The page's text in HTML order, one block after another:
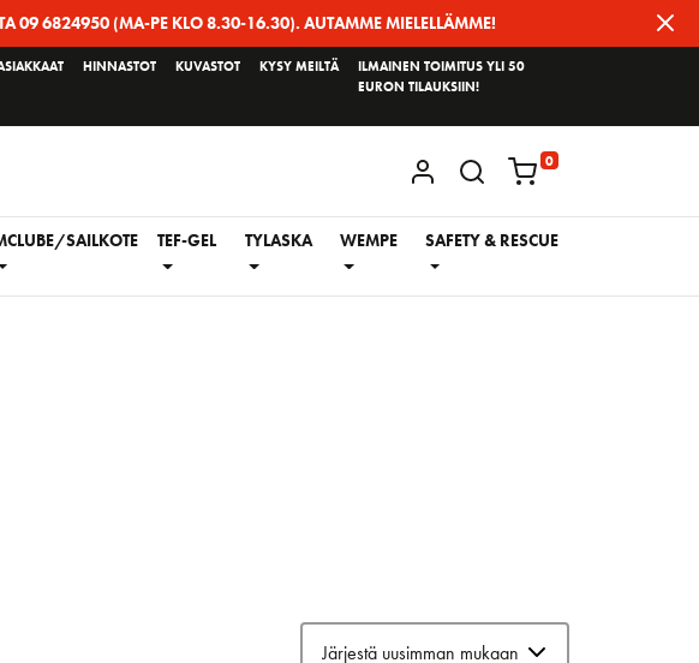
09 6824950 (MA-PE KLO 8.30-16.30). AUTAMME MIELELLÄMME!
HINNASTOT KUVASTOT KYSY MEILTÄ
ILMAINEN TOIMITUS YLI 50
EURON TILAUKSIIN!
KIRJAUDU / REKISTERÖIDY
0
SAILKOTE TEF-GEL TYLASKA WEMPE SAFETY & RESCUE